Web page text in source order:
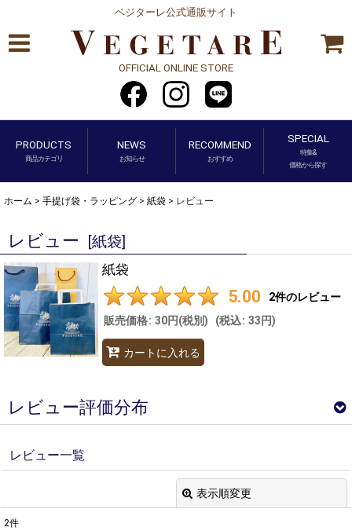
ベジターレ公式通販サイト
OFFICIAL ONLINE STORE
PRODUCTS
商品カテゴリ
NEWS
お知らせ
RECOMMEND
おすすめ
SPECIAL
特集&
価格から探す
ホーム > 手提げ袋・ラッピング > 紙袋 > レビュー
レビュー [紙袋]
紙袋
5.00 2件のレビュー
販売価格: 30円(税別) (税込: 33円)
カートに入れる
レビュー評価分布
2件
レビュー一覧
表示順変更
2件